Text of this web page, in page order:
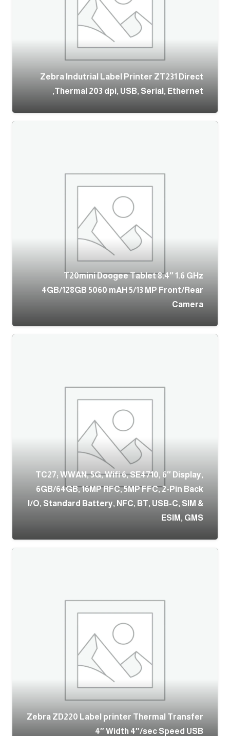
Zebra Indutrial Label Printer ZT231 Direct
Thermal 203 dpi, USB, Serial, Ethernet,
T20mini Doogee Tablet 8.4″ 1.6 GHz
4GB/128GB 5060 mAH 5/13 MP Front/Rear
Camera
TC27; WWAN, 5G, Wifi 6, SE4710, 6″ Display,
6GB/64GB, 16MP RFC, 5MP FFC, 2-Pin Back
I/O, Standard Battery, NFC, BT, USB-C, SIM &
ESIM, GMS
Zebra ZD220 Label printer Thermal Transfer
4″ Width 4″/sec Speed USB